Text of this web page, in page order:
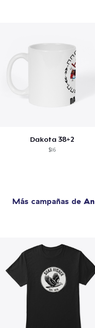
Dakota 38+2
$16
Más campañas de